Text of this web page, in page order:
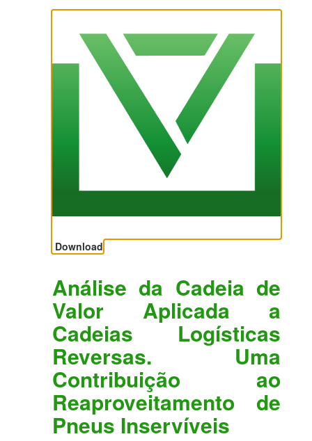
Download
Análise da Cadeia de
Valor Aplicada a
Cadeias Logísticas
Reversas. Uma
Contribuição ao
Reaproveitamento de
Pneus Inservíveis